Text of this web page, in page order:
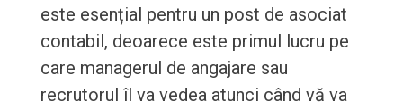
este esențial pentru un post de asociat
contabil, deoarece este primul lucru pe
care managerul de angajare sau
recrutorul îl va vedea atunci când vă va